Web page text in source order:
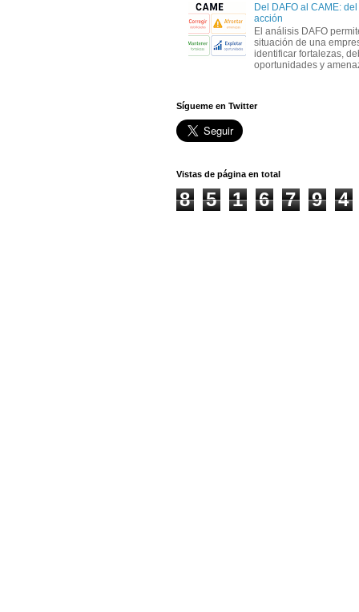
Del DAFO al CAME:
acción
El análisis DAFO
situación de una
identificar fortalezas,
oportunidades y
Sígueme en Twitter
Vistas de página en total
8 5 1 6 7 9 4